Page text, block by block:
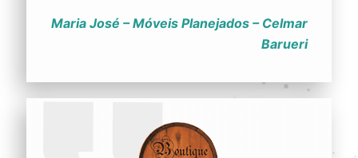
Maria José – Móveis Planejados – Celmar
Barueri